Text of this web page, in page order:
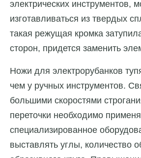
электрических инструментов,
изготавливаться из твердых
такая режущая кромка
сторон, придется заменить
Ножи для электрорубанков
чем у ручных инструментов.
большими скоростями
переточки необходимо
специализированное
выставлять углы, количество